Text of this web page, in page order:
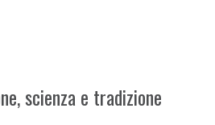
scienza e tradizione